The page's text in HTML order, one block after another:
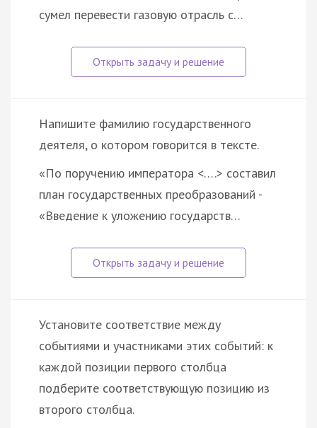
сумел перевести газовую отрасль с…
Напишите фамилию государственного
деятеля, о котором говорится в тексте.
«По поручению императора <….> составил
план государственных преобразований -
«Введение к уложению государств…
Установите соответствие между
событиями и участниками этих событий: к
каждой позиции первого столбца
подберите соответствующую позицию из
второго столбца.